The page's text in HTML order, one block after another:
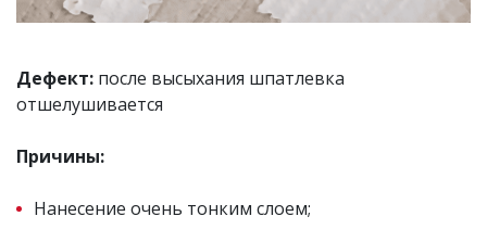
Дефект: после высыхания шпатлевка
отшелушивается
Причины:
Нанесение очень тонким слоем;